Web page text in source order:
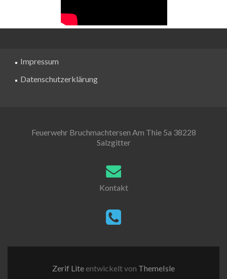
Impressum
Datenschutzerklärung
Feuerwehr Bruchmachtersen Am Thie 5a 38228
Salzgitter
Kontakt
Zerif Lite entwickelt von ThemeIsle